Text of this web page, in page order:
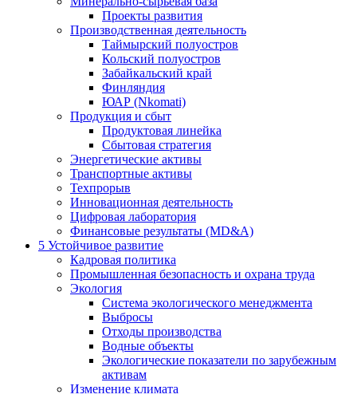
Проекты развития
Производственная деятельность
Таймырский полуостров
Кольский полуостров
Забайкальский край
Финляндия
ЮАР (Nkomati)
Продукция и сбыт
Продуктовая линейка
Сбытовая стратегия
Энергетические активы
Транспортные активы
Техпрорыв
Инновационная деятельность
Цифровая лаборатория
Финансовые результаты (MD&A)
5 Устойчивое развитие
Кадровая политика
Промышленная безопасность и охрана труда
Экология
Система экологического менеджмента
Выбросы
Отходы производства
Водные объекты
Экологические показатели по зарубежным
активам
Изменение климата